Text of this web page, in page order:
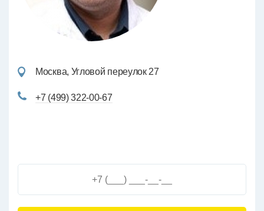
Москва, Угловой переулок 27
+7 (499) 322-00-67
3+6=